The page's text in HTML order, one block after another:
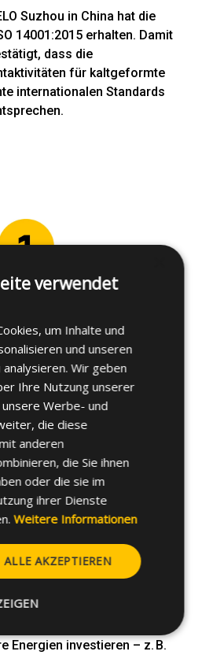
Suzhou in China hat die
14001:2015 erhalten. Damit
dass die
für kaltgeformte
internationalen Standards
bewerten (bis 2027)
Analyse von
mit Fokus auf operative
Ziel ist es,
zu erkennen und
Strategien zu entwickeln.
2026)
1 & 2) weltweit ausweiten,
Energien investieren – z. B.
verwendet
um Inhalte und
und unseren
Wir geben
Ihre Nutzung unserer
Werbe- und
die diese
anderen
die Sie ihnen
oder die sie im
ihrer Dienste
Weitere Informationen
ALLE AKZEPTIEREN